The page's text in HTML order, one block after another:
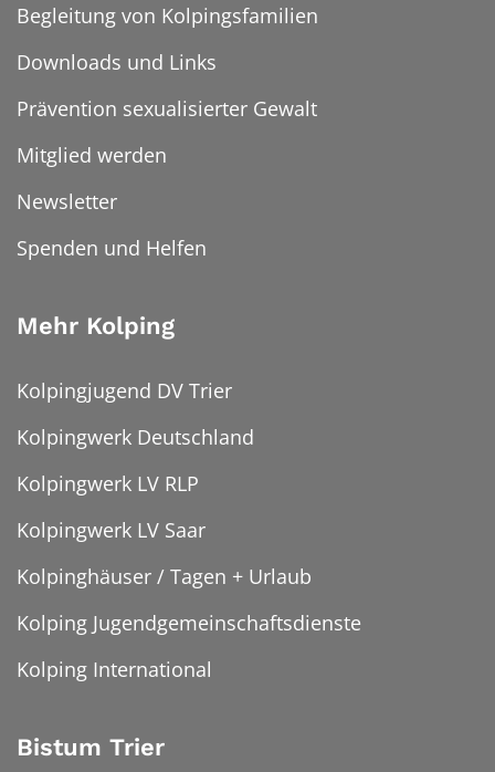
Begleitung von Kolpingsfamilien
Downloads und Links
Prävention sexualisierter Gewalt
Mitglied werden
Newsletter
Spenden und Helfen
Mehr Kolping
Kolpingjugend DV Trier
Kolpingwerk Deutschland
Kolpingwerk LV RLP
Kolpingwerk LV Saar
Kolpinghäuser / Tagen + Urlaub
Kolping Jugendgemeinschaftsdienste
Kolping International
Bistum Trier